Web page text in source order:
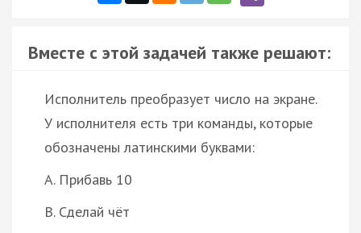
Вместе с этой задачей также решают:
Исполнитель преобразует число на экране.
У исполнителя есть три команды, которые
обозначены латинскими буквами:
A. Прибавь 10
B. Сделай чёт